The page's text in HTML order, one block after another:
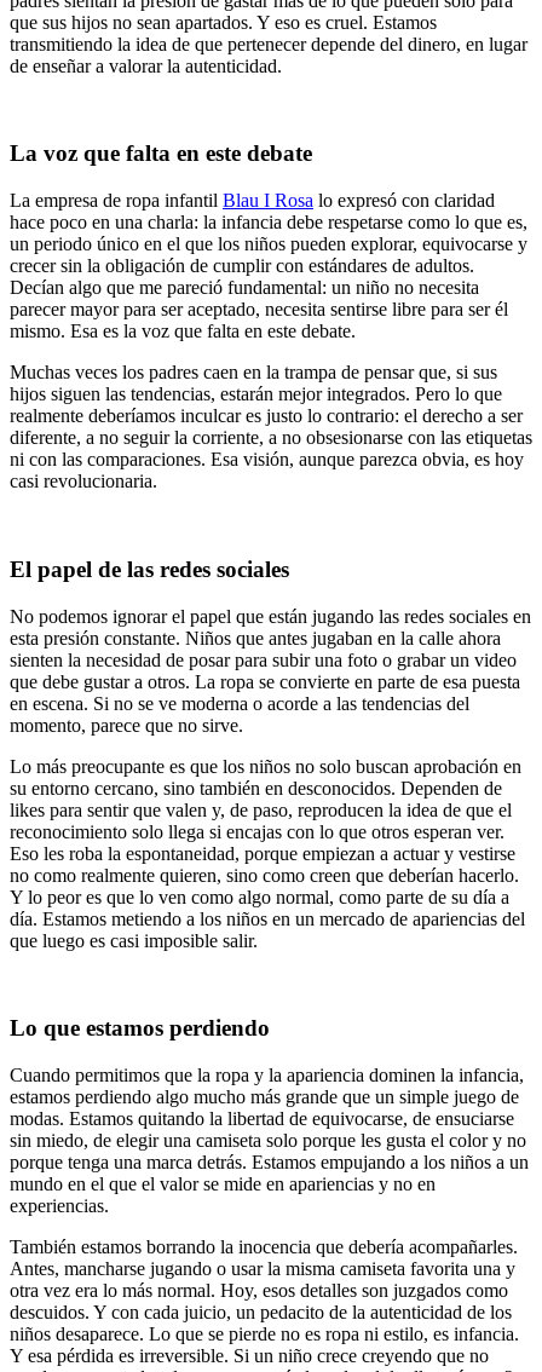
que sus hijos no sean apartados. Y eso es cruel. Estamos
transmitiendo la idea de que pertenecer depende del dinero, en lugar
de enseñar a valorar la autenticidad.
La voz que falta en este debate
La empresa de ropa infantil Blau I Rosa lo expresó con claridad
hace poco en una charla: la infancia debe respetarse como lo que es,
un periodo único en el que los niños pueden explorar, equivocarse y
crecer sin la obligación de cumplir con estándares de adultos.
Decían algo que me pareció fundamental: un niño no necesita
parecer mayor para ser aceptado, necesita sentirse libre para ser él
mismo. Esa es la voz que falta en este debate.
Muchas veces los padres caen en la trampa de pensar que, si sus
hijos siguen las tendencias, estarán mejor integrados. Pero lo que
realmente deberíamos inculcar es justo lo contrario: el derecho a ser
diferente, a no seguir la corriente, a no obsesionarse con las etiquetas
ni con las comparaciones. Esa visión, aunque parezca obvia, es hoy
casi revolucionaria.
El papel de las redes sociales
No podemos ignorar el papel que están jugando las redes sociales en
esta presión constante. Niños que antes jugaban en la calle ahora
sienten la necesidad de posar para subir una foto o grabar un video
que debe gustar a otros. La ropa se convierte en parte de esa puesta
en escena. Si no se ve moderna o acorde a las tendencias del
momento, parece que no sirve.
Lo más preocupante es que los niños no solo buscan aprobación en
su entorno cercano, sino también en desconocidos. Dependen de
likes para sentir que valen y, de paso, reproducen la idea de que el
reconocimiento solo llega si encajas con lo que otros esperan ver.
Eso les roba la espontaneidad, porque empiezan a actuar y vestirse
no como realmente quieren, sino como creen que deberían hacerlo.
Y lo peor es que lo ven como algo normal, como parte de su día a
día. Estamos metiendo a los niños en un mercado de apariencias del
que luego es casi imposible salir.
Lo que estamos perdiendo
Cuando permitimos que la ropa y la apariencia dominen la infancia,
estamos perdiendo algo mucho más grande que un simple juego de
modas. Estamos quitando la libertad de equivocarse, de ensuciarse
sin miedo, de elegir una camiseta solo porque les gusta el color y no
porque tenga una marca detrás. Estamos empujando a los niños a un
mundo en el que el valor se mide en apariencias y no en
experiencias.
También estamos borrando la inocencia que debería acompañarles.
Antes, mancharse jugando o usar la misma camiseta favorita una y
otra vez era lo más normal. Hoy, esos detalles son juzgados como
descuidos. Y con cada juicio, un pedacito de la autenticidad de los
niños desaparece. Lo que se pierde no es ropa ni estilo, es infancia.
Y esa pérdida es irreversible. Si un niño crece creyendo que no